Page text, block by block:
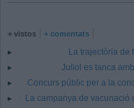
+ vistos + comentats
La trajectòria de
Juliol es tanca
Concurs públic per a la
La campanya de vacunació